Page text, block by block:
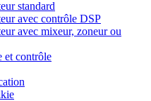
standard
avec contrôle DSP
avec mixeur, zoneur ou
et contrôle